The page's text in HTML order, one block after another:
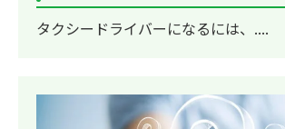
タクシードライバーになるには、....